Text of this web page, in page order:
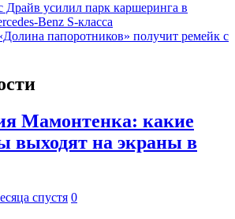
Драйв усилил парк каршеринга в
Benz S-класса
папоротников» получит ремейк с
Мамонтенка: какие
выходят на экраны в
спустя 0